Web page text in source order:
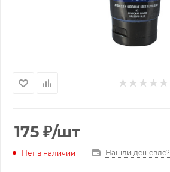
175 ₽/шт
Нет в наличии Нашли дешевле?